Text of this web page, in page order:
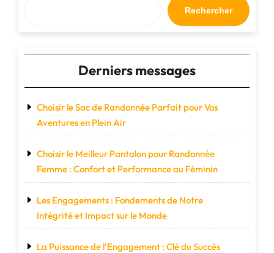
pour
Dompter
Rechercher
Derniers messages
Choisir le Sac de Randonnée Parfait pour Vos
Aventures en Plein Air
Choisir le Meilleur Pantalon pour Randonnée
Femme : Confort et Performance au Féminin
Les Engagements : Fondements de Notre
Intégrité et Impact sur le Monde
La Puissance de l’Engagement : Clé du Succès